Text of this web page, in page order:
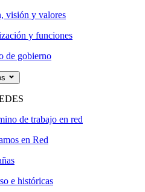
visión y valores
y funciones
de gobierno
de trabajo en red
en Red
e históricas